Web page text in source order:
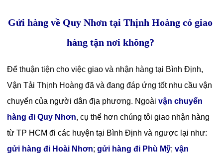
Gửi hàng về Quy Nhơn tại Thịnh Hoàng có giao
hàng tận nơi không?
Để thuận tiện cho việc giao và nhận hàng tại Bình Định,
Vận Tải Thịnh Hoàng đã và đang đáp ứng tốt nhu cầu vận
chuyển của người dân địa phương. Ngoàivận chuyển
hàng đi Quy Nhơn, cụ thể hơn chúng tôi giao nhận hàng
từ TP HCM đi các huyện tại Bình Định và ngược lại như:
gửi hàng đi Hoài Nhơn; gửi hàng đi Phù Mỹ; vận